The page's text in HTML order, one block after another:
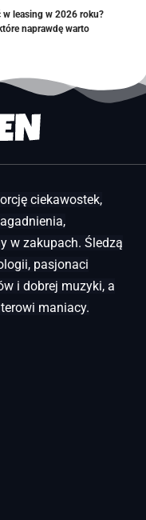
leasing w 2026 roku?
naprawdę warto
ciekawostek,
w zakupach. Śledzą
pasjonaci
i dobrej muzyki, a
maniacy.